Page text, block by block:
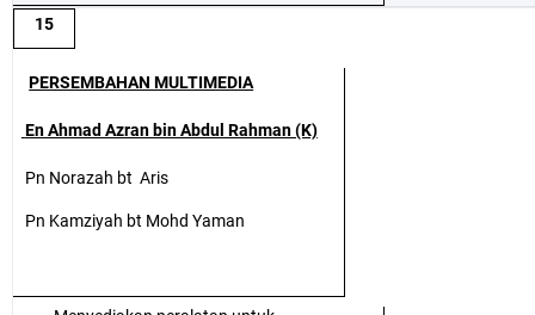
15
PERSEMBAHAN MULTIMEDIA
En Ahmad Azran bin Abdul Rahman (K)
Pn Norazah bt Aris
Pn Kamziyah bt Mohd Yaman